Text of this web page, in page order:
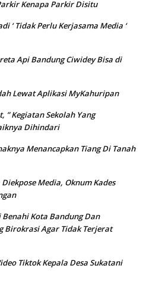
Kenapa Parkir Disitu
‘ Tidak Perlu Kerjasama Media ‘
Api Bandung Ciwidey Bisa di
Lewat Aplikasi MyKahuripan
” Kegiatan Sekolah Yang
Dihindari
Menancapkan Tiang Di Tanah
Media, Oknum Kades
Kota Bandung Dan
Birokrasi Agar Tidak Terjerat
Tiktok Kepala Desa Sukatani